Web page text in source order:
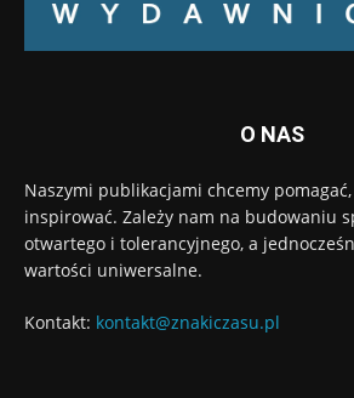
O NAS
Naszymi publikacjami chcemy
inspirować. Zależy nam na budowaniu
otwartego i tolerancyjnego, a
wartości uniwersalne.
Kontakt: kontakt@znakiczasu.pl